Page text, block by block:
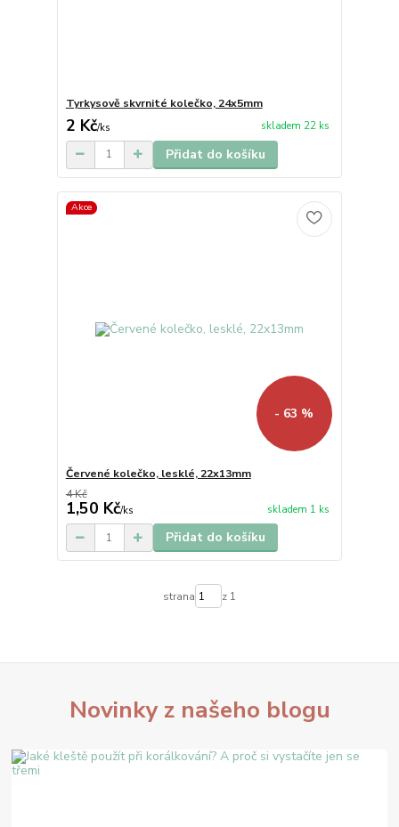
Tyrkysově skvrnité kolečko, 24x5mm
2 Kč/ks skladem 22 ks
Přidat do košíku
Akce
- 63 %
Červené kolečko, lesklé, 22x13mm
4 Kč
1,50 Kč/ks skladem 1 ks
Přidat do košíku
strana z 1
Novinky z našeho blogu